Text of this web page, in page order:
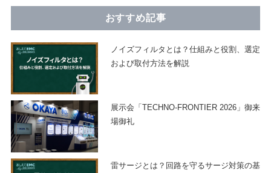
おすすめ記事
ノイズフィルタとは？仕組みと役割、選定
および取付方法を解説
展示会「TECHNO-FRONTIER 2026」御来
場御礼
雷サージとは？回路を守るサージ対策の基